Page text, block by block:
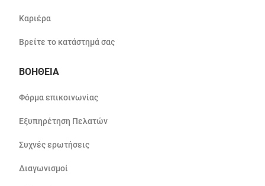
Καριέρα
Βρείτε το κατάστημά σας
ΒΟΗΘΕΙΑ
Φόρμα επικοινωνίας
Εξυπηρέτηση Πελατών
Συχνές ερωτήσεις
Διαγωνισμοί